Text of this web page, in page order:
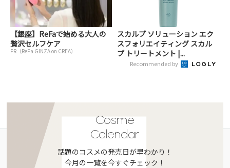
【銀座】ReFaで始める大人の
贅沢セルフケア
PR（ReFa GINZA on CREA）
スカルプ ソリューション エク
スフォリエイティング スカル
プ トリートメント |...
Recommended by
Cosme
Calendar
話題のコスメの発売日が早わかり！
今月の一覧を今すぐチェック！